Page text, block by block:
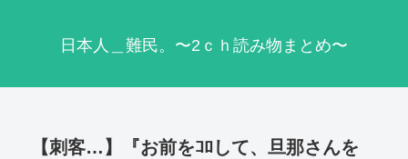
日本人＿難民。〜2ｃｈ読み物まとめ〜
【刺客…】『お前をｺﾛして、旦那さんを